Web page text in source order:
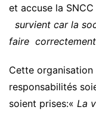
et accuse la
survient car la
faire
Cette
responsabilités
soient prises:« La